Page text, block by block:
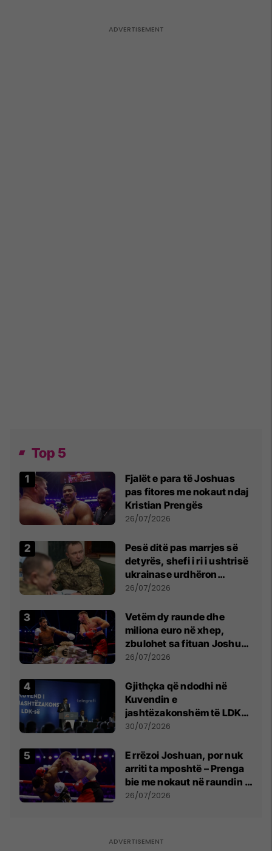
Top 5
Fjalët e para të Joshuas
pas fitores me nokaut ndaj
Kristian Prengës
26/07/2026
Pesë ditë pas marrjes së
detyrës, shefi i ri i ushtrisë
ukrainase urdhëron
kontroll të madh
26/07/2026
Vetëm dy raunde dhe
miliona euro në xhep,
zbulohet sa fituan Joshua
e Prenga
26/07/2026
Gjithçka që ndodhi në
Kuvendin e
jashtëzakonshëm të LDK-
së
30/07/2026
E rrëzoi Joshuan, por nuk
arriti ta mposhtë – Prenga
bie me nokaut në raundin e
dytë
26/07/2026